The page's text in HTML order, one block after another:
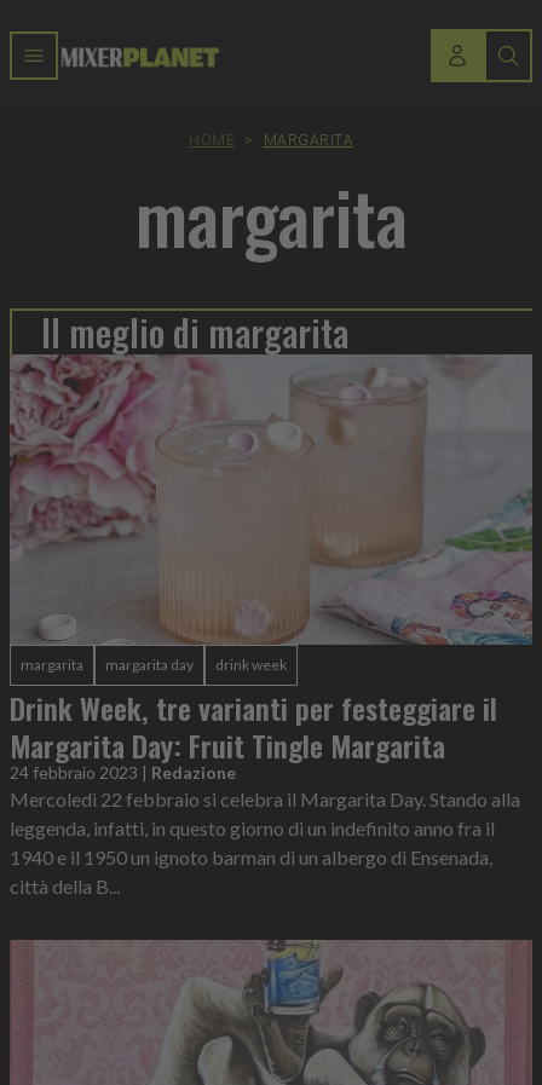
HOME > MARGARITA
margarita
Il meglio di margarita
margarita margarita day drink week
Drink Week, tre varianti per festeggiare il
Margarita Day: Fruit Tingle Margarita
24 febbraio 2023 | Redazione
Mercoledì 22 febbraio si celebra il Margarita Day. Stando alla
leggenda, infatti, in questo giorno di un indefinito anno fra il
1940 e il 1950 un ignoto barman di un albergo di Ensenada,
città della B...